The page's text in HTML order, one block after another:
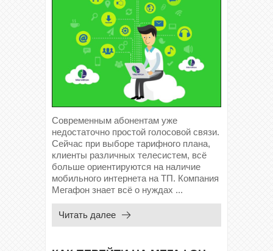
Современным абонентам уже
недостаточно простой голосовой связи.
Сейчас при выборе тарифного плана,
клиенты различных телесистем, всё
больше ориентируются на наличие
мобильного интернета на ТП. Компания
Мегафон знает всё о нуждах ...
Читать далее